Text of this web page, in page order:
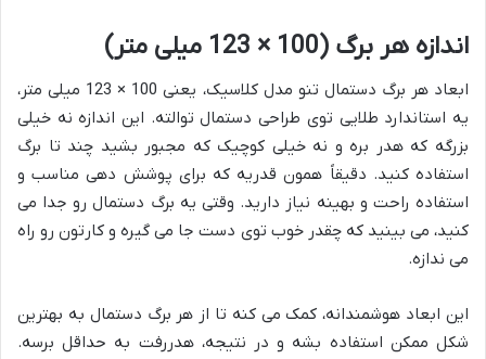
اندازه هر برگ (100 × 123 میلی متر)
ابعاد هر برگ دستمال تنو مدل کلاسیک، یعنی 100 × 123 میلی متر،
یه استاندارد طلایی توی طراحی دستمال توالته. این اندازه نه خیلی
بزرگه که هدر بره و نه خیلی کوچیک که مجبور بشید چند تا برگ
استفاده کنید. دقیقاً همون قدریه که برای پوشش دهی مناسب و
استفاده راحت و بهینه نیاز دارید. وقتی یه برگ دستمال رو جدا می
کنید، می بینید که چقدر خوب توی دست جا می گیره و کارتون رو راه
می ندازه.
این ابعاد هوشمندانه، کمک می کنه تا از هر برگ دستمال به بهترین
شکل ممکن استفاده بشه و در نتیجه، هدررفت به حداقل برسه.